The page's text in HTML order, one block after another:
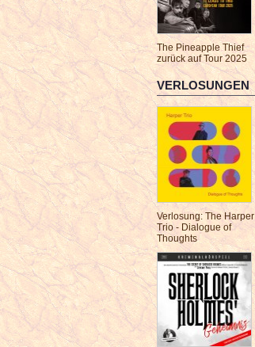
The Pineapple Thief
zurück auf Tour 2025
VERLOSUNGEN
Verlosung: The Harper
Trio - Dialogue of
Thoughts